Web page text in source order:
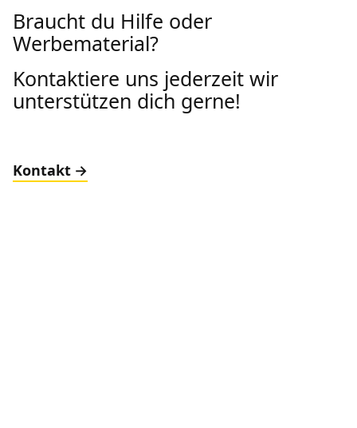
Braucht du Hilfe oder
Werbematerial?
Kontaktiere uns jederzeit wir
unterstützen dich gerne!
Kontakt